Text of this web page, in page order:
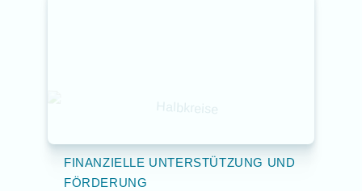
FINANZIELLE UNTERSTÜTZUNG UND
FÖRDERUNG